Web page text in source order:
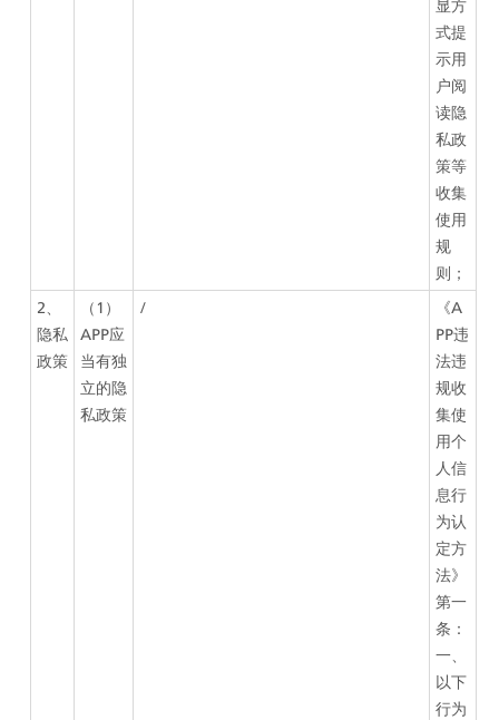
显方
式提
示用
户阅
读隐
私政
策等
收集
使用
规
则；
2、
隐私
政策
（1）
APP应
当有独
立的隐
私政策
/
《A
PP违
法违
规收
集使
用个
人信
息行
为认
定方
法》
第一
条：
一、
以下
行为